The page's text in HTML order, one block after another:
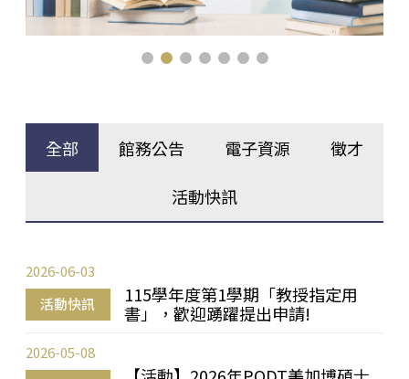
全部 館務公告 電子資源 徵才
活動快訊
活動快訊
115學年度第1學期「教授指定用
書」，歡迎踴躍提出申請!
2026-06-03
2026-05-08